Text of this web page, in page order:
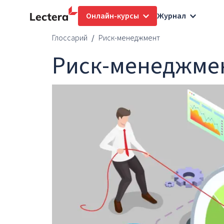
Онлайн-курсы
Журнал
Глоссарий
Риск-менеджмент
Риск-